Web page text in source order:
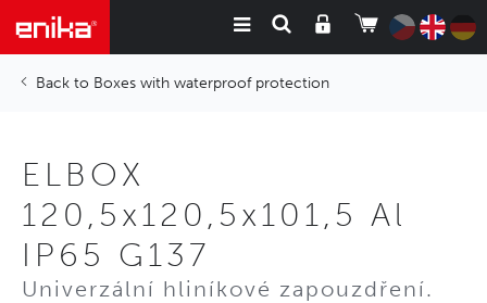
Boxes with waterproof protection
ELBOX
120,5x120,5x101,5 Al
IP65 G137
Univerzální hliníkové zapouzdření.